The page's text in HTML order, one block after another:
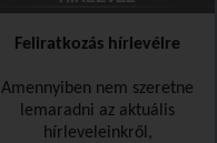
Feliratkozás hírlevélre
Amennyiben nem szeretne
lemaradni az aktuális
hírleveleinkről,